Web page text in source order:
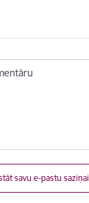
savu e-pastu saziņai